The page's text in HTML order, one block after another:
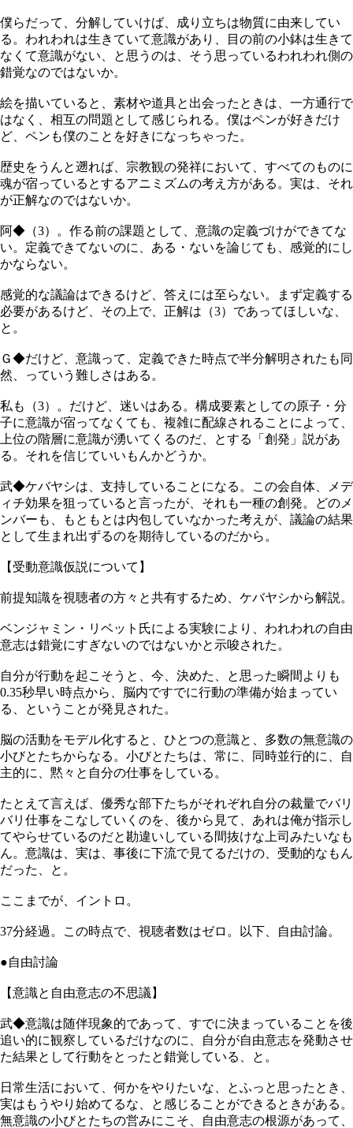
僕らだって、分解していけば、成り立ちは物質に由来してい
る。われわれは生きていて意識があり、目の前の小鉢は生きて
なくて意識がない、と思うのは、そう思っているわれわれ側の
錯覚なのではないか。
絵を描いていると、素材や道具と出会ったときは、一方通行で
はなく、相互の問題として感じられる。僕はペンが好きだけ
ど、ペンも僕のことを好きになっちゃった。
歴史をうんと遡れば、宗教観の発祥において、すべてのものに
魂が宿っているとするアニミズムの考え方がある。実は、それ
が正解なのではないか。
阿◆（3）。作る前の課題として、意識の定義づけができてな
い。定義できてないのに、ある・ないを論じても、感覚的にし
かならない。
感覚的な議論はできるけど、答えには至らない。まず定義する
必要があるけど、その上で、正解は（3）であってほしいな、
と。
Ｇ◆だけど、意識って、定義できた時点で半分解明されたも同
然、っていう難しさはある。
私も（3）。だけど、迷いはある。構成要素としての原子・分
子に意識が宿ってなくても、複雑に配線されることによって、
上位の階層に意識が湧いてくるのだ、とする「創発」説があ
る。それを信じていいもんかどうか。
武◆ケバヤシは、支持していることになる。この会自体、メデ
ィチ効果を狙っていると言ったが、それも一種の創発。どのメ
ンバーも、もともとは内包していなかった考えが、議論の結果
として生まれ出ずるのを期待しているのだから。
【受動意識仮説について】
前提知識を視聴者の方々と共有するため、ケバヤシから解説。
ベンジャミン・リベット氏による実験により、われわれの自由
意志は錯覚にすぎないのではないかと示唆された。
自分が行動を起こそうと、今、決めた、と思った瞬間よりも
0.35秒早い時点から、脳内ですでに行動の準備が始まってい
る、ということが発見された。
脳の活動をモデル化すると、ひとつの意識と、多数の無意識の
小びとたちからなる。小びとたちは、常に、同時並行的に、自
主的に、黙々と自分の仕事をしている。
たとえて言えば、優秀な部下たちがそれぞれ自分の裁量でバリ
バリ仕事をこなしていくのを、後から見て、あれは俺が指示し
てやらせているのだと勘違いしている間抜けな上司みたいなも
ん。意識は、実は、事後に下流で見てるだけの、受動的なもん
だった、と。
ここまでが、イントロ。
37分経過。この時点で、視聴者数はゼロ。以下、自由討論。
●自由討論
【意識と自由意志の不思議】
武◆意識は随伴現象的であって、すでに決まっていることを後
追い的に観察しているだけなのに、自分が自由意志を発動させ
た結果として行動をとったと錯覚している、と。
日常生活において、何かをやりたいな、とふっと思ったとき、
実はもうやり始めてるな、と感じることができるときがある。
無意識の小びとたちの営みにこそ、自由意志の根源があって、